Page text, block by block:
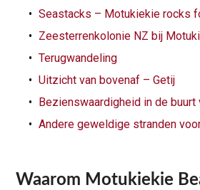
Seastacks – Motukiekie rocks
Zeesterrenkolonie NZ bij
Terugwandeling
Uitzicht van bovenaf – Getij
Bezienswaardigheid in de
Andere geweldige stranden
Waarom Motukiekie